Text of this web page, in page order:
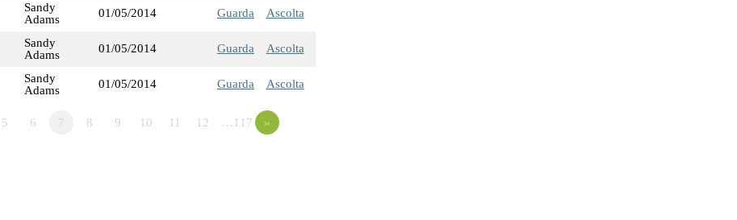
Sandy
Adams
01/05/2014 Guarda Ascolta
Sandy
Adams
01/05/2014 Guarda Ascolta
Sandy
Adams
01/05/2014 Guarda Ascolta
5 6 7 8 9 10 11 12 …117 »